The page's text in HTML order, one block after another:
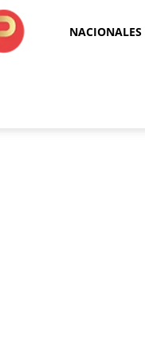
Puro NACIONALES